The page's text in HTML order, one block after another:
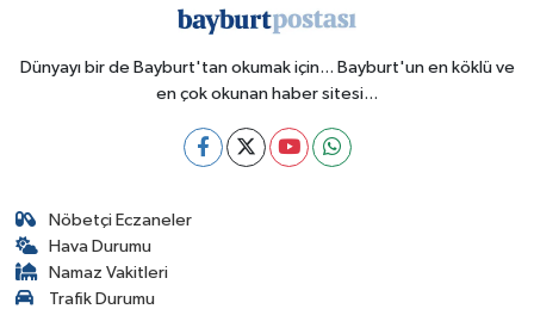
Dünyayı bir de Bayburt'tan okumak için... Bayburt'un en köklü ve
en çok okunan haber sitesi...
Nöbetçi Eczaneler
Hava Durumu
Namaz Vakitleri
Trafik Durumu